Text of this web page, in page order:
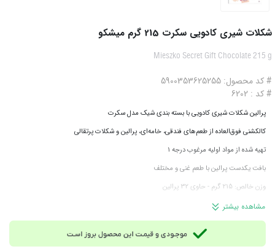
شکلات شیری کادویی سکرت 215 گرم میشکو
Mieszko Secret Gift Chocolate 215 g
# کد محصول: 5900353625255
# کد : 6202
پرالین شکلات شیری کادویی با بسته بندی شیک مدل سکرت
کالکشنی فوق‌العاده از طعم‌های فندقی، خامه‌ای، پرالین و شکلات پرتقالی
تهیه شده از مواد اولیه مرغوب درجه 1
بافت یکدست پرالین با طعم غنی و مختلف
وزن خالص: 215 گرم - حاوی 32 پرالین
محصول لهستان - برند میشکو (شناخته‌شده در ایران با نام میزشکو)
مشاهده بیشتر